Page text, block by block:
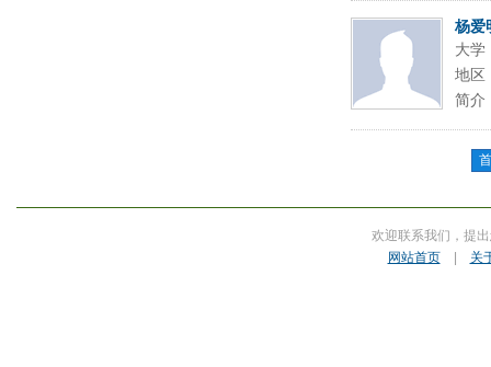
杨爱
大学
地区
简介
欢迎联系我们，提
网站首页| 关